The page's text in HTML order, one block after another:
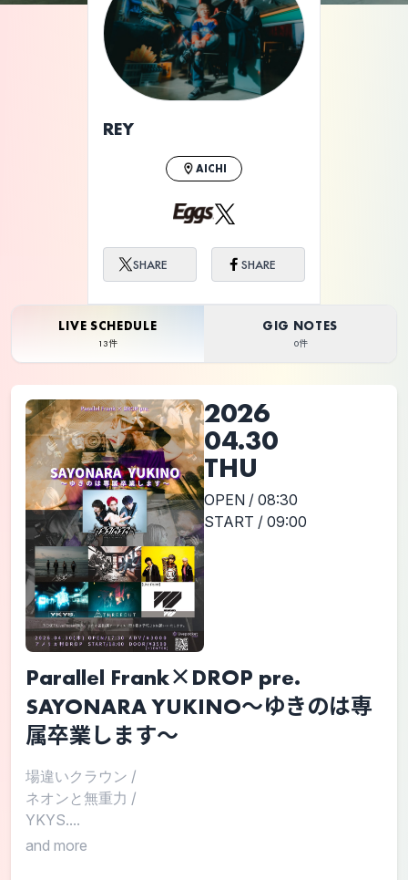
ライブ体験をもっと楽しく、もっと便利
REY
AICHI
SHARE SHARE
LIVE SCHEDULE
13件
GIG NOTES
0件
2026
04.30
THU
OPEN / 08:30
START / 09:00
Parallel Frank×DROP pre.
SAYONARA YUKINO〜ゆきのは専
属卒業します〜
場違いクラウン /
ネオンと無重力 /
YKYS....
and more